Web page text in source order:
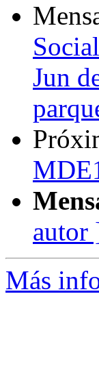
Jun
autor
Más